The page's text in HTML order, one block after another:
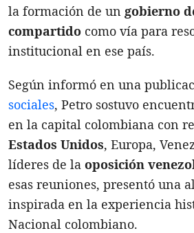
la formación de un gobierno
compartido como vía para
institucional en ese país.
Según informó en una
sociales, Petro sostuvo
en la capital colombiana con
Estados Unidos, Europa,
líderes de la oposición
esas reuniones, presentó una
inspirada en la experiencia
Nacional colombiano.